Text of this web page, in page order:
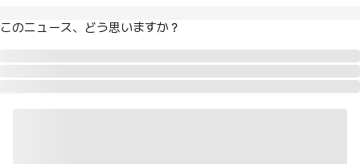
このニュース、どう思いますか？